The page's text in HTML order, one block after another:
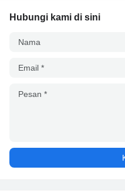
Hubungi kami di sini